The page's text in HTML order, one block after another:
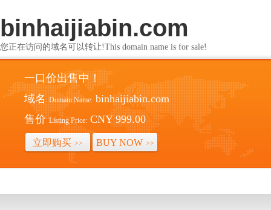
binhaijiabin.com
您正在访问的域名可以转让!This domain name is for sale!
一口价出售中！
域名 Domain Name: binhaijiabin.com
售价 Listing Price: CNY 999.00
立即购买 >> BUY NOW >>